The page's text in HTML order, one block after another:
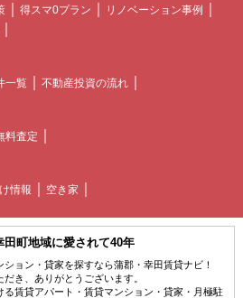
得スマ0プラン
リノベーション事例
一覧 不動産投資の流れ
料査定
情報 空き家
田町地域に愛されて40年
ョン・貸家を探すなら蒲郡・幸田賃貸ナビ！
き、ありがとうございます。
る賃貸アパート・賃貸マンション・貸家・月極駐